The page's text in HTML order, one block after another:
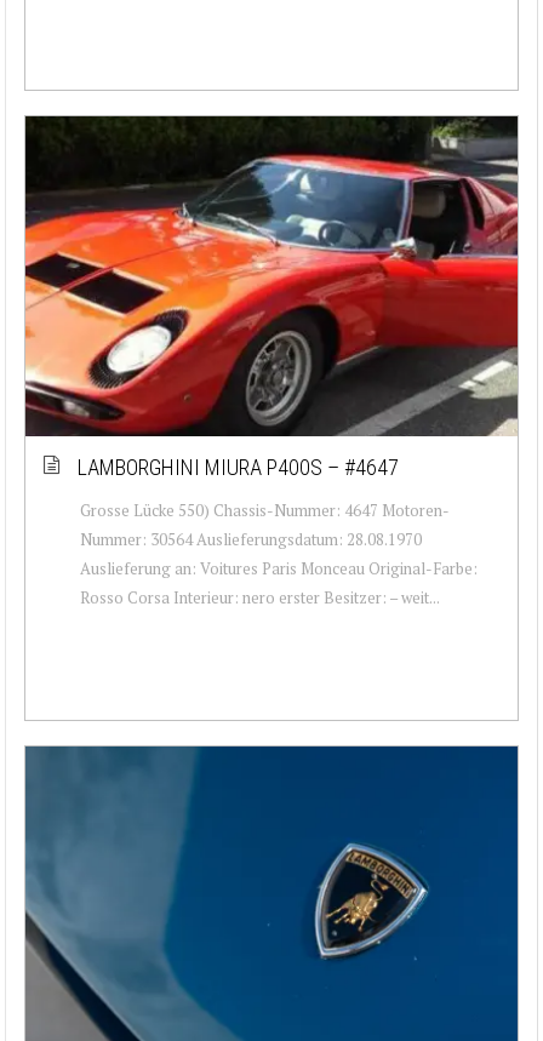
LAMBORGHINI MIURA P400S – #4647
Grosse Lücke 550) Chassis-Nummer: 4647 Motoren-
Nummer: 30564 Auslieferungsdatum: 28.08.1970
Auslieferung an: Voitures Paris Monceau Original-Farbe:
Rosso Corsa Interieur: nero erster Besitzer: – weit...